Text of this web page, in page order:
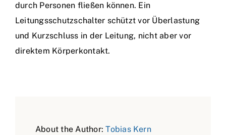
durch Personen fließen können. Ein
Leitungsschutzschalter schützt vor Überlastung
und Kurzschluss in der Leitung, nicht aber vor
direktem Körperkontakt.
About the Author:Tobias Kern